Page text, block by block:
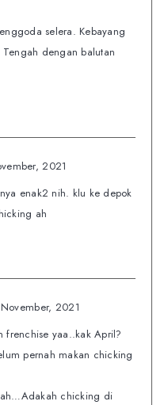
selera. Kebayang
dengan balutan
2021
enak2 nih. klu ke depok
ah
2021
frenchise yaa..kak April?
pernah makan chicking
chicking di